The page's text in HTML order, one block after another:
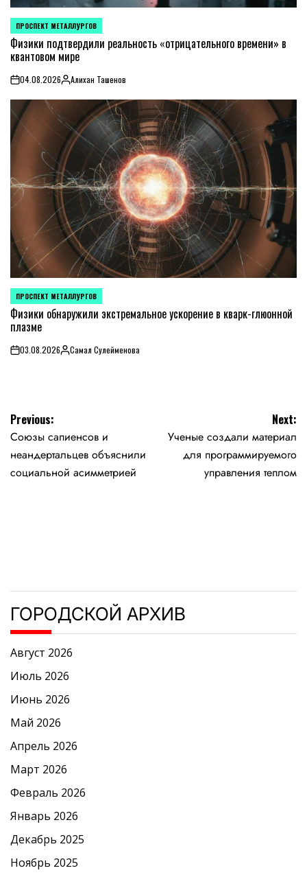
POSTED
IN
ПРОСПЕКТ МЕТАЛЛУРГОВ
Физики подтвердили реальность «отрицательного времени» в
квантовом мире
on04.08.2026PostedАлихан Ташенов
POSTED
IN
ПРОСПЕКТ МЕТАЛЛУРГОВ
Физики обнаружили экстремальное ускорение в кварк-глюонной
плазме
on03.08.2026PostedСамал Сулейменова
Навигация
по
записям
Previous:
Союзы сапиенсов и
неандертальцев объяснили
социальной асимметрией
Next:
Ученые создали материал
для программируемого
управления теплом
ГОРОДСКОЙ АРХИВ
Август 2026
Июль 2026
Июнь 2026
Май 2026
Апрель 2026
Март 2026
Февраль 2026
Январь 2026
Декабрь 2025
Ноябрь 2025